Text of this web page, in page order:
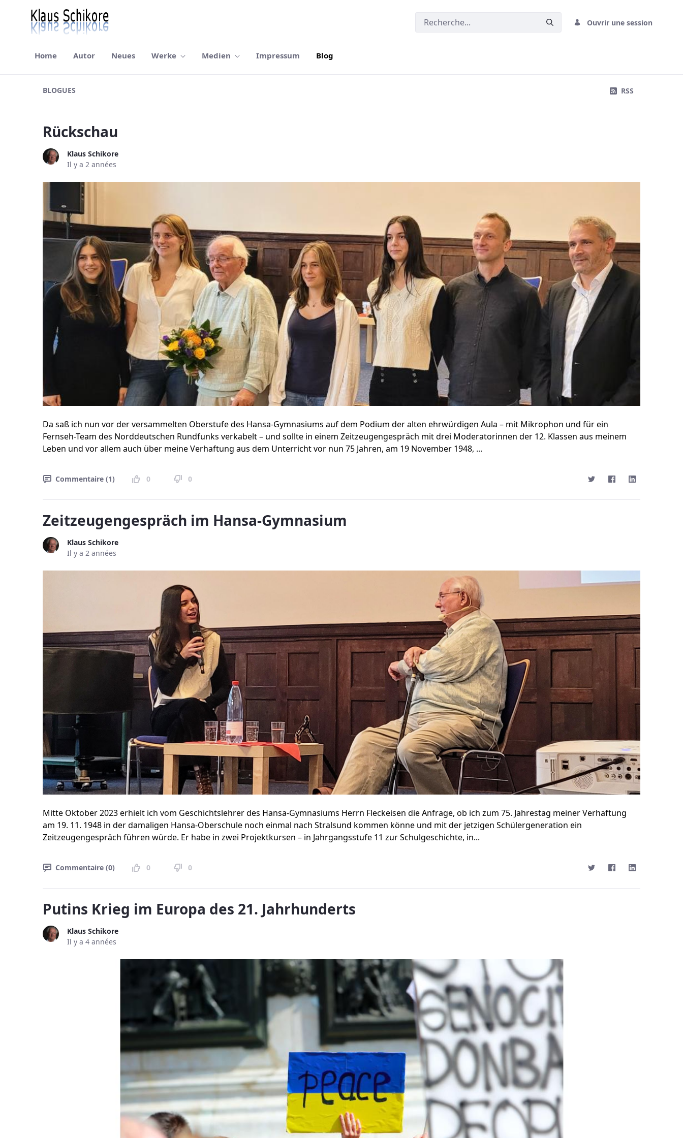
Ouvrir une session
Home Autor Neues Werke Medien Impressum Blog
BLOGUES RSS
Rückschau
Klaus Schikore
Il y a 2 années
Da saß ich nun vor der versammelten Oberstufe des Hansa-Gymnasiums auf dem Podium der alten ehrwürdigen Aula – mit Mikrophon und für ein
Fernseh-Team des Norddeutschen Rundfunks verkabelt – und sollte in einem Zeitzeugengespräch mit drei Moderatorinnen der 12. Klassen aus meinem
Leben und vor allem auch über meine Verhaftung aus dem Unterricht vor nun 75 Jahren, am 19 November 1948, ...
Commentaire (1) 0 0
Zeitzeugengespräch im Hansa-Gymnasium
Klaus Schikore
Il y a 2 années
Mitte Oktober 2023 erhielt ich vom Geschichtslehrer des Hansa-Gymnasiums Herrn Fleckeisen die Anfrage, ob ich zum 75. Jahrestag meiner Verhaftung
am 19. 11. 1948 in der damaligen Hansa-Oberschule noch einmal nach Stralsund kommen könne und mit der jetzigen Schülergeneration ein
Zeitzeugengespräch führen würde. Er habe in zwei Projektkursen – in Jahrgangsstufe 11 zur Schulgeschichte, in...
Commentaire (0) 0 0
Putins Krieg im Europa des 21. Jahrhunderts
Klaus Schikore
Il y a 4 années